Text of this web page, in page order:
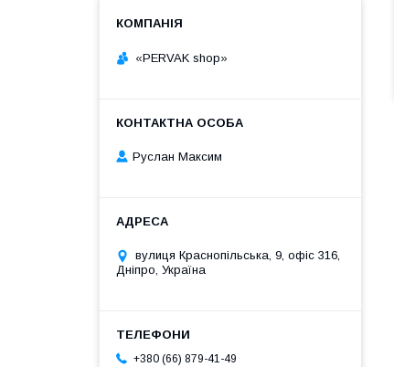
«PERVAK shop»
Руслан Максим
вулиця Краснопільська, 9, офіс 316,
Дніпро, Україна
+380 (66) 879-41-49